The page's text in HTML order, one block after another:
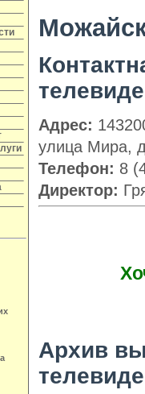
Адрес:
улица Мира,
Телефон: 8
Директор:
Архив